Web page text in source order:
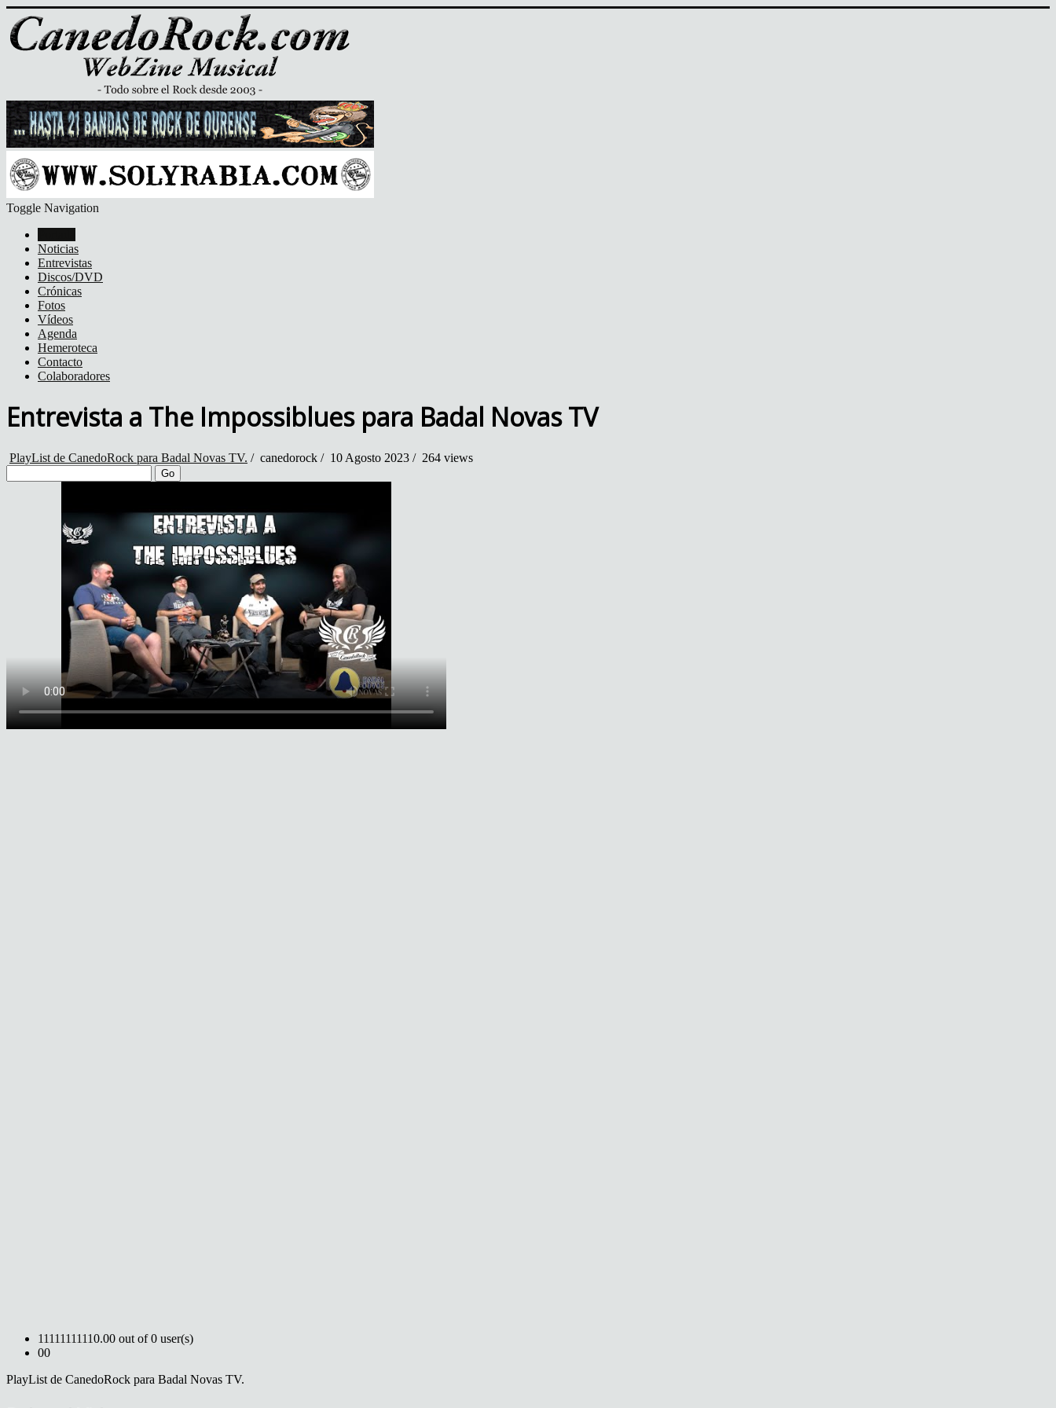
Toggle Navigation
Noticias
Entrevistas
Discos/DVD
Crónicas
Fotos
Vídeos
Agenda
Hemeroteca
Contacto
Colaboradores
Entrevista a The Impossiblues para Badal Novas TV
PlayList de CanedoRock para Badal Novas TV. / canedorock / 10 Agosto 2023 / 264 views
Go
11111111110.00 out of 0 user(s)
00
PlayList de CanedoRock para Badal Novas TV.